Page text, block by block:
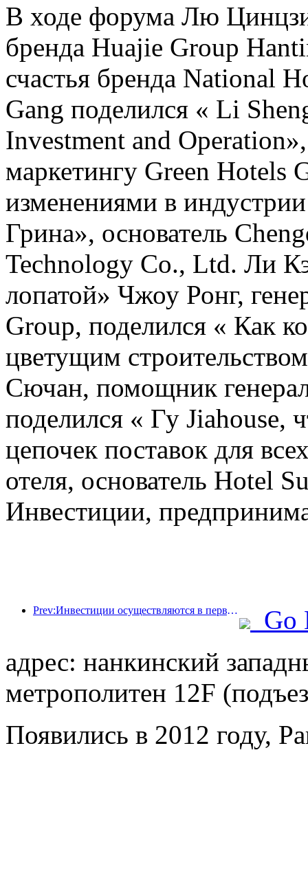
В ходе форума Лю
бренда Huajie Group
счастья бренда National
Gang поделился « Li
Investment and
маркетингу Green Hotels
изменениями в
Грина», основатель
Technology Co., Ltd. Ли
лопатой» Чжоу Ронг,
Group, поделился « Как
цветущим
Сючан, помощник
поделился « Гу Jiahouse,
цепочек поставок для
отеля, основатель Hotel
Инвестиции,
Prev:Инвестиции осуществляются в первую очередь, а отели среднего и высокого класса уже прошли стадию спекуляций.
Go
адрес: нанкинский
метрополитен 12F
Появились в 2012 году,